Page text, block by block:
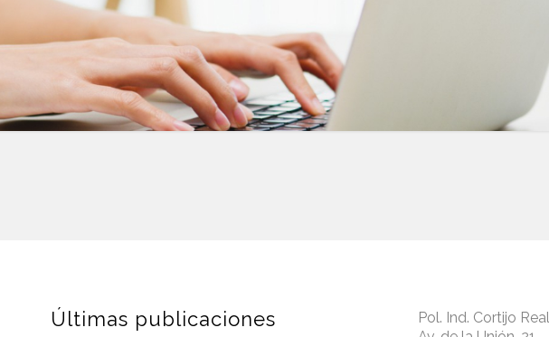
Últimas publicaciones
Pol. Ind. Cortijo Real